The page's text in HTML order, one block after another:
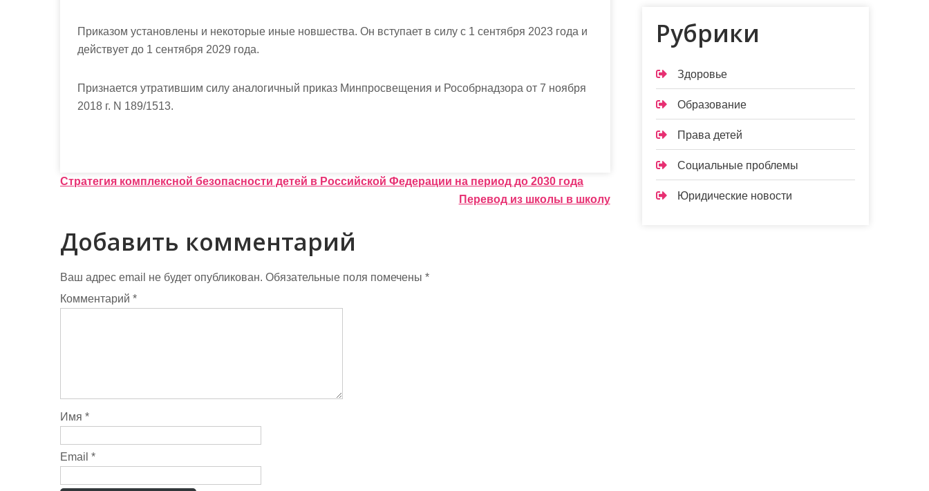
Приказом установлены и некоторые иные новшества. Он вступает в силу с 1 сентября 2023 года и
действует до 1 сентября 2029 года.
Признается утратившим силу аналогичный приказ Минпросвещения и Рособрнадзора от 7 ноября
2018 г. N 189/1513.
Н
в
и
г
а
п
о
з
Стратегия комплексной безопасности детей в Российской Федерации на период до 2030 года
Перевод из школы в школу
Добавить комментарий
Ваш адрес email не будет опубликован. Обязательные поля помечены *
Комментарий *
Имя *
Email *
Рубрики
Здоровье
Образование
Права детей
Социальные проблемы
Юридические новости